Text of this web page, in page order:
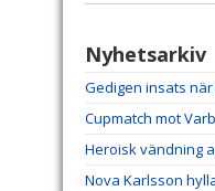
Nyhetsarkiv
Gedigen insats
Cupmatch mot
Heroisk vändning
Nova Karlsson